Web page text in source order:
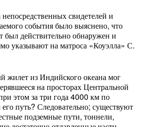
непосредственных свидетелей и
события было выяснено, что
был действительно обнаружен и
указывают на матроса «Коуэлла» С.
жилет из Индийского океана мог
на просторах Центральной
этом за три года 4000 км по
путь? Следовательно; существуют
подземные пути, тоннели,